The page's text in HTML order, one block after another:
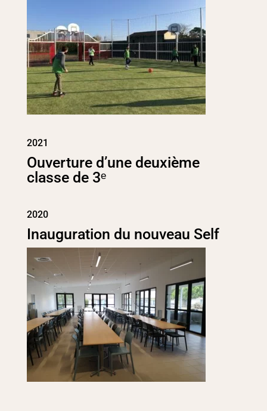
2021
Ouverture d’une deuxième
classe de 3ᵉ
2020
Inauguration du nouveau Self